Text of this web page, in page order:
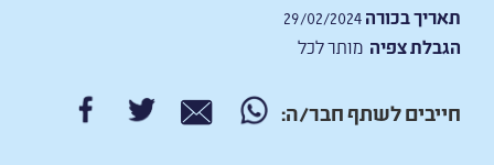
תאריך בכורה
הגבלת צפיה מותר לכל
חייבים לשתף חבר/ה: